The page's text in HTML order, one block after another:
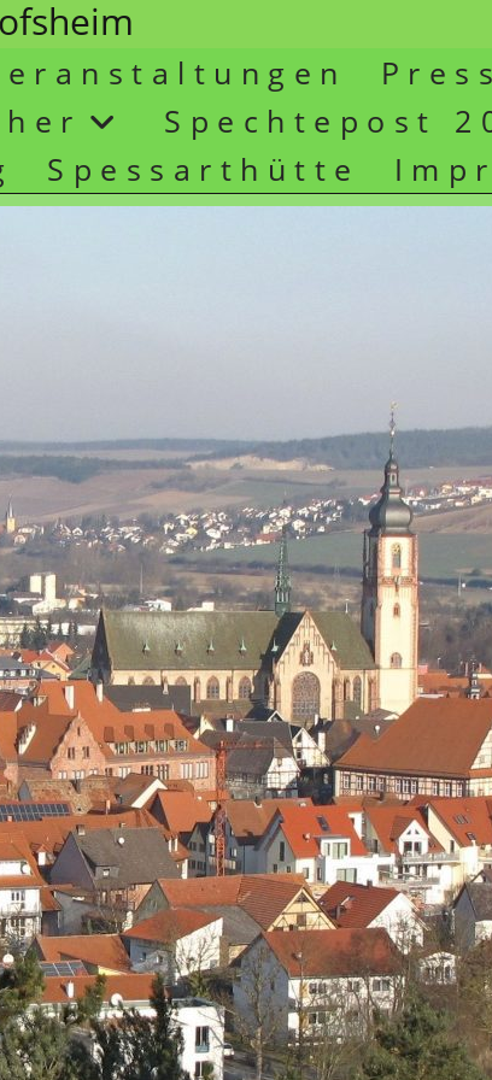
Spechtepost
Spessarthütte